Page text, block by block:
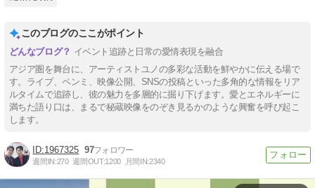
このブログのここがポイント
イベント追跡と日常の愛情表現を融合
アジア圏を舞台に、アーティストユノの多彩な活動を鮮やかに伝える場で
す。ライブ、ペンミ、映像公開、SNSの投稿といった多角的な情報をリア
ルタイムで追跡し、彼の魅力を多層的に掘り下げます。愛とエネルギーに
満ちた語り口は、まるで秘蔵映像をのぞき見るかのような興奮を呼び起こ
します。
1967325 97
週間IN:270 週間OUT:1200 月間IN:2340